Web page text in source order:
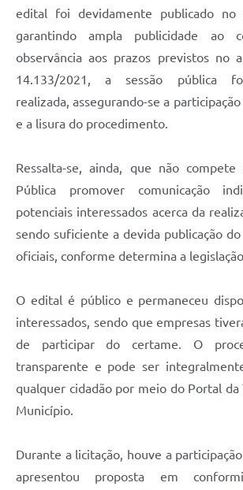
edital foi devidamente publicado no
garantindo ampla publicidade ao
observância aos prazos previstos no
14.133/2021, a sessão pública
realizada, assegurando-se a
e a lisura do procedimento.
Ressalta-se, ainda, que não compete
Pública promover comunicação
potenciais interessados acerca da
sendo suficiente a devida publicação
oficiais, conforme determina a
O edital é público e permaneceu
interessados, sendo que empresas
de participar do certame. O
transparente e pode ser
qualquer cidadão por meio do Portal da
Município.
Durante a licitação, houve a
apresentou proposta em